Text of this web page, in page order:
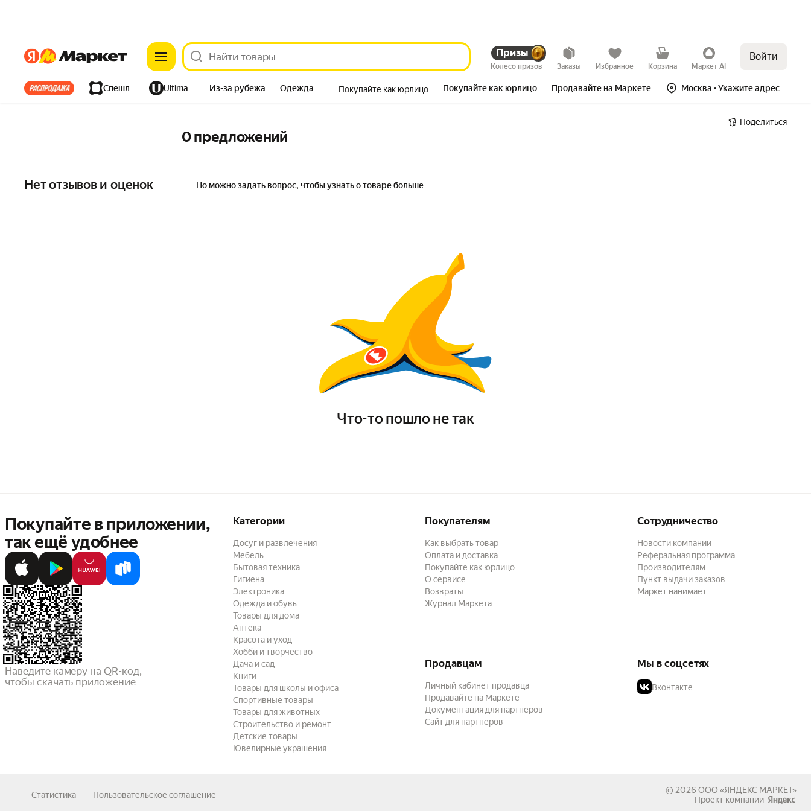
ЯндексЯндекс Призы
Колесо призов Заказы Избранное Корзина Маркет AI
Войти
Все хиты Спешл Ultima Из-за рубежа Одежда Покупайте как юрлицо Покупайте как юрлицо Продавайте на Маркете Москва • Укажите адрес
Поделиться
0 предложений
Нет отзывов и оценок Но можно задать вопрос, чтобы узнать о товаре больше
Что-то пошло не так
Покупайте в приложении,
так ещё удобнее
Наведите камеру на QR-код,
чтобы скачать приложение
Категории
Досуг и развлечения
Мебель
Бытовая техника
Гигиена
Электроника
Одежда и обувь
Товары для дома
Аптека
Красота и уход
Хобби и творчество
Дача и сад
Книги
Товары для школы и офиса
Спортивные товары
Товары для животных
Строительство и ремонт
Детские товары
Ювелирные украшения
Покупателям
Как выбрать товар
Оплата и доставка
Покупайте как юрлицо
О сервисе
Возвраты
Журнал Маркета
Сотрудничество
Новости компании
Реферальная программа
Производителям
Пункт выдачи заказов
Маркет нанимает
Продавцам
Личный кабинет продавца
Продавайте на Маркете
Документация для партнёров
Сайт для партнёров
Мы в соцсетях
Вконтакте
Статистика Пользовательское соглашение © 2026 ООО «ЯНДЕКС МАРКЕТ»
Проект компании